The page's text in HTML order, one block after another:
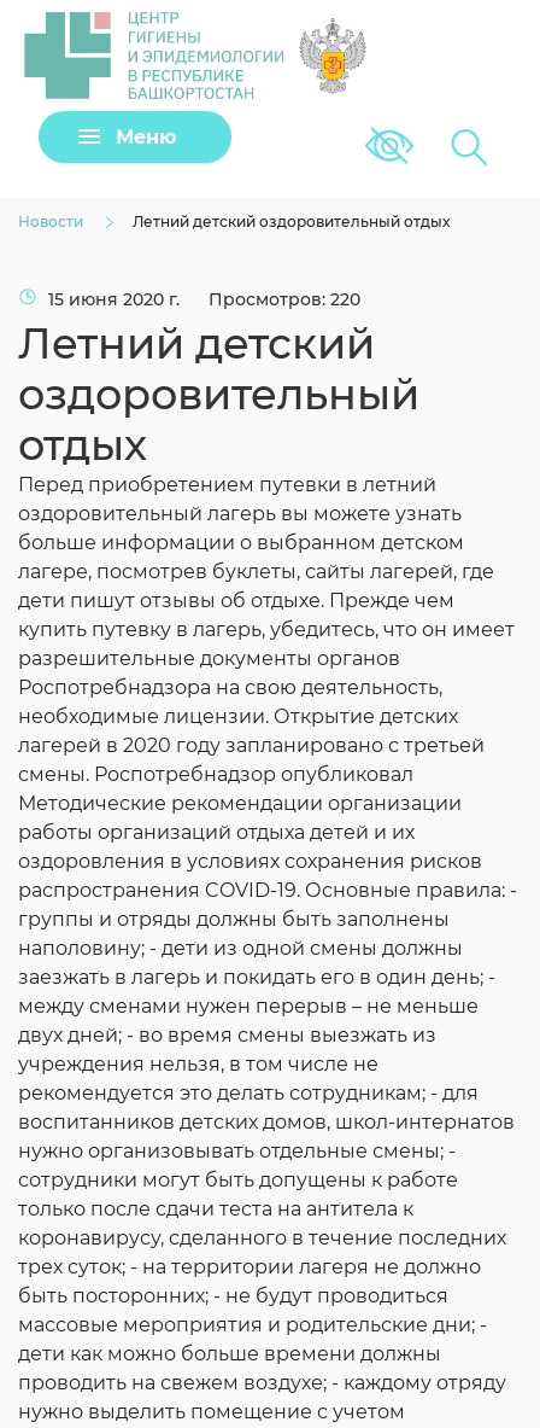
Меню Версия для
Новости Летний детский оздоровительный отдых
15 июня 2020 г. Просмотров: 220
Летний детский
оздоровительный
отдых
Перед приобретением путевки в летний
оздоровительный лагерь вы можете узнать
больше информации о выбранном детском
лагере, посмотрев буклеты, сайты лагерей, где
дети пишут отзывы об отдыхе. Прежде чем
купить путевку в лагерь, убедитесь, что он имеет
разрешительные документы органов
Роспотребнадзора на свою деятельность,
необходимые лицензии. Открытие детских
лагерей в 2020 году запланировано с третьей
смены. Роспотребнадзор опубликовал
Методические рекомендации организации
работы организаций отдыха детей и их
оздоровления в условиях сохранения рисков
распространения COVID-19. Основные правила: -
группы и отряды должны быть заполнены
наполовину; - дети из одной смены должны
заезжать в лагерь и покидать его в один день; -
между сменами нужен перерыв – не меньше
двух дней; - во время смены выезжать из
учреждения нельзя, в том числе не
рекомендуется это делать сотрудникам; - для
воспитанников детских домов, школ-интернатов
нужно организовывать отдельные смены; -
сотрудники могут быть допущены к работе
только после сдачи теста на антитела к
коронавирусу, сделанного в течение последних
трех суток; - на территории лагеря не должно
быть посторонних; - не будут проводиться
массовые мероприятия и родительские дни; -
дети как можно больше времени должны
проводить на свежем воздухе; - каждому отряду
нужно выделить помещение с учетом
Задать вопрос
Клещи
Загрузить файл
Согласие на обработку личных данных
Введите слово с картинки